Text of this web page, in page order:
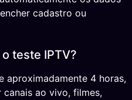
cadastro ou
teste IPTV?
aproximadamente 4 horas,
ao vivo, filmes,